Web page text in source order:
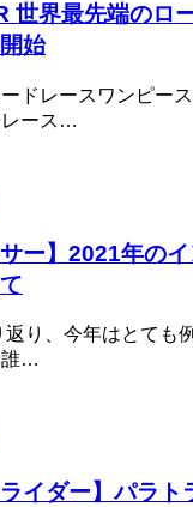
世界最先端のロ
始
ドレースワンピー
レース…
サー】2021年の
り、今年はとても
誰…
ライダー】パラト